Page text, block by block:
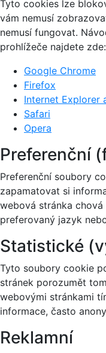
Tyto cookies lze
vám nemusí
nemusí fungovat.
prohlížeče najdete zde:
Google Chrome
Firefox
Internet Explorer
Safari
Opera
Preferenční
Preferenční soubory
zapamatovat si
webová stránka
preferovaný jazyk
Statistické
Tyto soubory cookie
stránek porozumět
webovými stránkami
informace, často
Reklamní